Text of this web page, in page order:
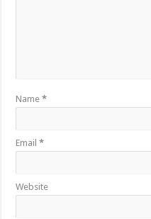
Name*
Email*
Website